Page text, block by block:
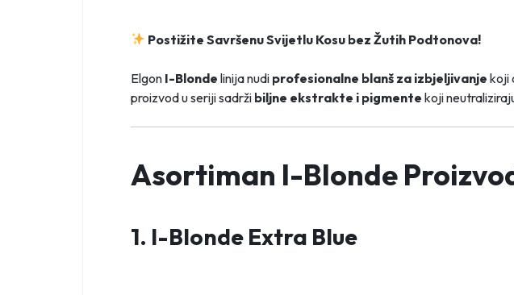
Postižite Savršenu Svijetlu Kosu bez Žutih Podtonova!
Elgon I-Blonde linija nudi profesionalne blanš za izbjeljivanje koji
proizvod u seriji sadrži biljne ekstrakte i pigmente koji
Asortiman I-Blonde
1. I-Blonde Extra Blue